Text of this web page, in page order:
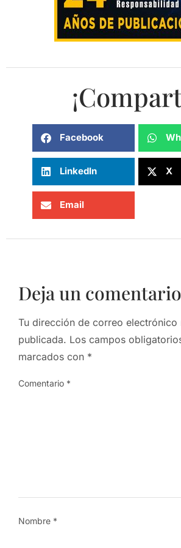
Facebook
LinkedIn X
Email
Deja un comentario
Tu dirección de correo electrónico
publicada. Los campos
marcados con *
Comentario *
Nombre *